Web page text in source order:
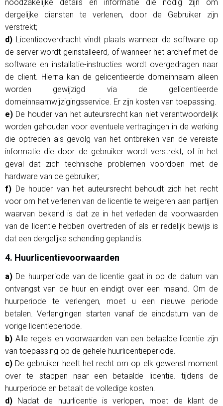
noodzakelijke details en informatie die nodig zijn om
dergelijke diensten te verlenen, door de Gebruiker zijn
verstrekt;
d) Licentieoverdracht vindt plaats wanneer de software op
de server wordt geïnstalleerd, of wanneer het archief met de
software en installatie-instructies wordt overgedragen naar
de client. Hierna kan de gelicentieerde domeinnaam alleen
worden gewijzigd via de gelicentieerde
domeinnaamwijzigingsservice. Er zijn kosten van toepassing.
e) De houder van het auteursrecht kan niet verantwoordelijk
worden gehouden voor eventuele vertragingen in de werking
die optreden als gevolg van het ontbreken van de vereiste
informatie die door de gebruiker wordt verstrekt, of in het
geval dat zich technische problemen voordoen met de
hardware van de gebruiker;
f) De houder van het auteursrecht behoudt zich het recht
voor om het verlenen van de licentie te weigeren aan partijen
waarvan bekend is dat ze in het verleden de voorwaarden
van de licentie hebben overtreden of als er redelijk bewijs is
dat een dergelijke schending gepland is.
4. Huurlicentievoorwaarden
a) De huurperiode van de licentie gaat in op de datum van
ontvangst van de huur en eindigt over een maand. Om de
huurperiode te verlengen, moet u een nieuwe periode
betalen. Verlengingen starten vanaf de einddatum van de
vorige licentieperiode.
b) Alle regels en voorwaarden van een betaalde licentie zijn
van toepassing op de gehele huurlicentieperiode.
c) De gebruiker heeft het recht om op elk gewenst moment
over te stappen naar een betaalde licentie. tijdens de
huurperiode en betaalt de volledige kosten.
d) Nadat de huurlicentie is verlopen, moet de klant de